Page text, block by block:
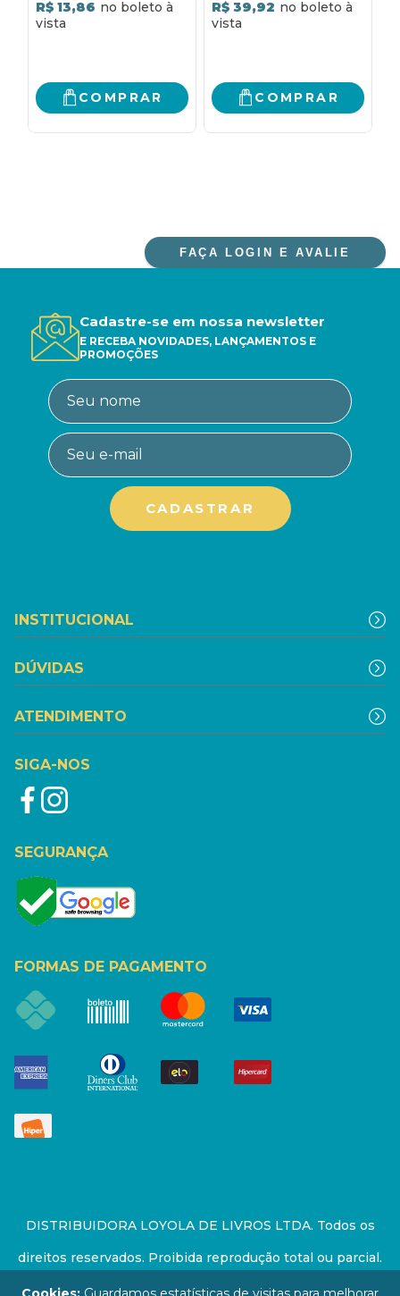
R$ 13,86
COMPRAR
R$ 39,92
COMPRAR
FAÇA LOGIN E AVALIE
Cadastre-se em nossa newsletter
E RECEBA NOVIDADES, LANÇAMENTOS E
PROMOÇÕES
INSTITUCIONAL
DÚVIDAS
ATENDIMENTO
SIGA-NOS
SEGURANÇA
FORMAS DE PAGAMENTO
DISTRIBUIDORA LOYOLA DE LIVROS LTDA. Todos os
direitos reservados. Proibida reprodução total ou parcial.
Preços e estoque sujeito a alterações sem aviso prévio.